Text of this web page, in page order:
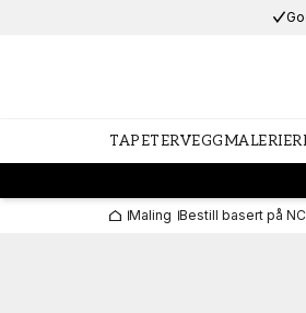
TAPETERVEGGMALERIER
Maling Bestill basert på